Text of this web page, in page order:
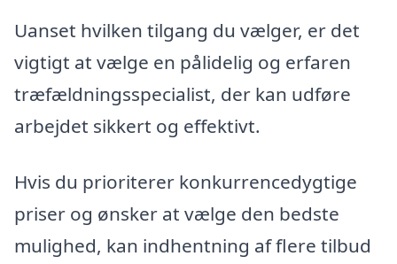
Uanset hvilken tilgang du vælger, er det
vigtigt at vælge en pålidelig og erfaren
træfældningsspecialist, der kan udføre
arbejdet sikkert og effektivt.
Hvis du prioriterer konkurrencedygtige
priser og ønsker at vælge den bedste
mulighed, kan indhentning af flere tilbud